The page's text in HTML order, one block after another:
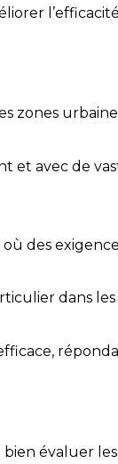
zones
et avec de
des
dans
évaluer